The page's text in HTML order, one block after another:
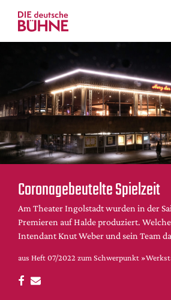
Kritiken
Schauspiel
Musiktheater
Tanz
Crossover
Bühnenwelt
Festivals & Veranstaltungen
Menschen & Theater
Themen
Internationales
Nachrufe
Medientipps
DdB-map
Coronagebeutelte Spielzeit
Am Theater Ingolstadt wurden in der
Premieren auf Halde produziert.
Intendant Knut Weber und sein Team
aus Heft 07/2022 zum Schwerpunkt